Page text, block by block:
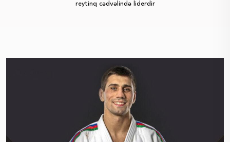
reytinq cədvəlində liderdir